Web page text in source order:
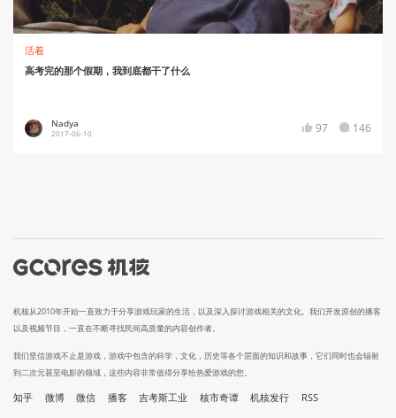
活着
高考完的那个假期，我到底都干了什么
Nadya
2017-06-10 97 146
机核从2010年开始一直致力于分享游戏玩家的生活，以及深入探讨游戏相关的文化。我们开发原创的播客
以及视频节目，一直在不断寻找民间高质量的内容创作者。
我们坚信游戏不止是游戏，游戏中包含的科学，文化，历史等各个层面的知识和故事，它们同时也会辐射
到二次元甚至电影的领域，这些内容非常值得分享给热爱游戏的您。
知乎 微博 微信 播客 吉考斯工业 核市奇谭 机核发行 RSS